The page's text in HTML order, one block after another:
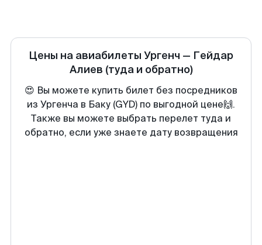
Цены на авиабилеты Ургенч — Гейдар
Алиев (туда и обратно)
😍 Вы можете купить билет без посредников
из Ургенча в Баку (GYD) по выгодной цене🙌.
Также вы можете выбрать перелет туда и
обратно, если уже знаете дату возвращения